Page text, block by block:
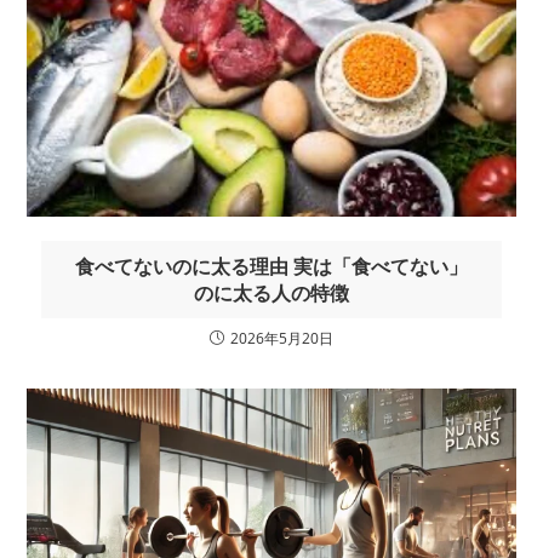
食べてないのに太る理由 実は「食べてない」
のに太る人の特徴
2026年5月20日